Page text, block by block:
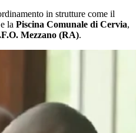
in strutture come il
e la Piscina Comunale di Cervia,
Mezzano (RA).